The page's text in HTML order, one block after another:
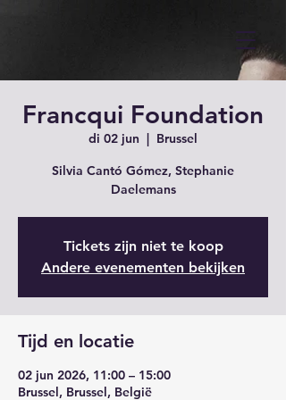
Francqui Foundation
di 02 jun
  |
Brussel
Silvia Cantó Gómez, Stephanie
Daelemans
Tickets zijn niet te koop
Andere evenementen bekijken
Tijd en locatie
02 jun 2026, 11:00 – 15:00
Brussel, Brussel, België